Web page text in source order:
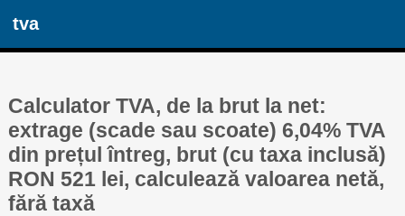
tva
Calculator TVA, de la brut la net:
extrage (scade sau scoate) 6,04% TVA
din prețul întreg, brut (cu taxa inclusă)
RON 521 lei, calculează valoarea netă,
fără taxă